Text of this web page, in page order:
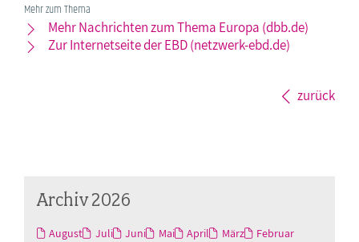
Mehr zum Thema
Mehr Nachrichten zum Thema Europa (dbb.de)
Zur Internetseite der EBD (netzwerk-ebd.de)
zurück
Archiv 2026
August Juli Juni Mai April März
Februar